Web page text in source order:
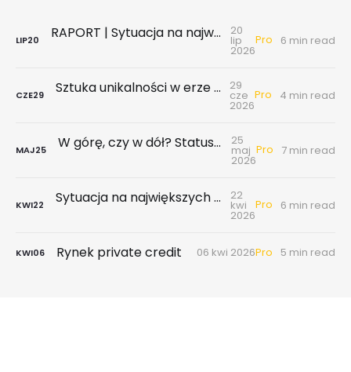
LIP20 RAPORT | Sytuacja na największych rynkach mieszkaniowych po II kwartale 2026 20
lip
2026
Pro 6 min read
CZE29 Sztuka unikalności w erze hiperkonkurencji 29
cze
2026
Pro 4 min read
MAJ25 W górę, czy w dół? Status gospodarki i rynku nieruchomości w 1 poł. 2026 25
maj
2026
Pro 7 min read
KWI22 Sytuacja na największych rynkach mieszkaniowych po I kwartale 2026 22
kwi
2026
Pro 6 min read
KWI06 Rynek private credit 06 kwi 2026Pro 5 min read